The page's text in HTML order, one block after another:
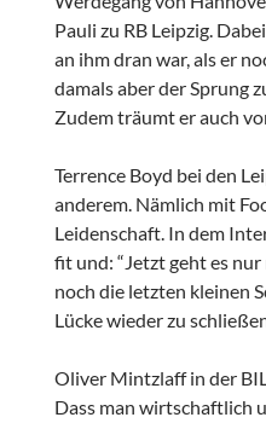
Pauli zu RB Leipzig.
an ihm dran war, als er
damals aber der Sprung
Zudem träumt er auch
Terrence Boyd bei den
anderem. Nämlich mit
Leidenschaft. In dem
fit und: “Jetzt geht es
noch die letzten kleinen
Lücke wieder zu
Oliver Mintzlaff in der
Dass man wirtschaftlich